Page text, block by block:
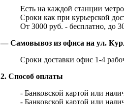
Есть на каждой станции
Сроки как при курьерской
От 3000 руб. - бесплатно, до
— Самовывоз из офиса на ул.
Сроки доставки офис 1-4
2. Способ оплаты
- Банковской картой или
- Банковской картой или